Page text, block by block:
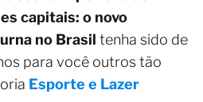
capitais: o novo
no Brasil tenha sido de
para você outros tão
Esporte e Lazer